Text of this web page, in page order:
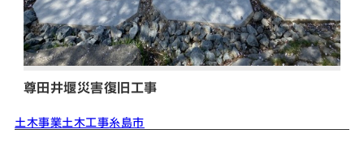
尊田井堰災害復旧工事
土木事業土木工事糸島市